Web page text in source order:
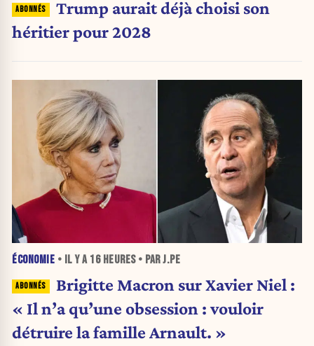
Trump aurait déjà choisi son
héritier pour 2028
ÉCONOMIE • IL Y A 16 HEURES• PAR J.PE
Brigitte Macron sur Xavier Niel :
« Il n’a qu’une obsession : vouloir
détruire la famille Arnault. »